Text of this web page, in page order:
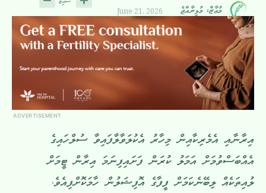
މުޢާޒް، މުޅިރާއްޖެ June 21, 2026
ADVERTISEMENT
އިރާނާއި އެމެރިކާއިން މިހާރު އެކުލަވާލާފައިވާ ސުލްހައިގެ
އެއްބަސްވުމަށް އަމަލު ކުރަން ފަށައިފިނަމަ އިރާން ޓީމަށް
ލުއިތަކެއް ލިބޭނެކަމަށް ފީފާގެ އޮފިޝަލުން ހާމަކޮށްފިއެވެ.